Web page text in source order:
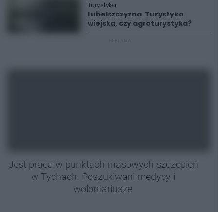
Turystyka
Lubelszczyzna. Turystyka
wiejska, czy agroturystyka?
Jest praca w punktach masowych szczepień
w Tychach. Poszukiwani medycy i
wolontariusze